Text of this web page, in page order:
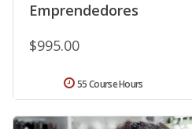
Emprendedores
$995.00
55 Course Hours